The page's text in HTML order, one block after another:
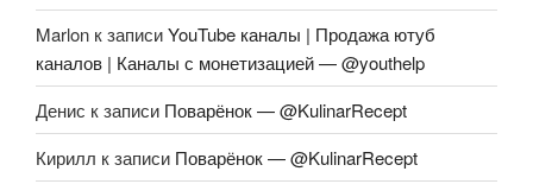
Marlon к записиYouTube каналы | Продажа ютуб
каналов | Каналы с монетизацией — @youthelp
Денис к записи Поварёнок — @KulinarRecept
Кирилл к записи Поварёнок — @KulinarRecept